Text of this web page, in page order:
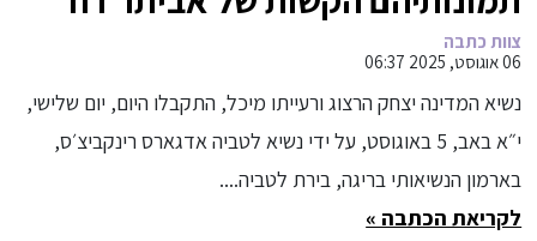
ורום ברסלבסקי ברחבי העולם: ״אני
קורא לקהילה הבינלאומית ולעולם
כולו, לנקוט עמדה ברורה ונחרצת כדי
להחזיר את כל החטופים הביתה. לא
ננוח ולא נשקוט עד שנחזיר את כולם
צוות כתבה
06 אוגוסט, 2025 06:37
נשיא המדינה יצחק הרצוג ורעייתו מיכל, התקבלו היום, יום שלישי,
י״א באב, 5 באוגוסט, על ידי נשיא לטביה אדגארס רינקביצ׳ס,
בארמון הנשיאותי בריגה, בירת לטביה....
לקריאת הכתבה »